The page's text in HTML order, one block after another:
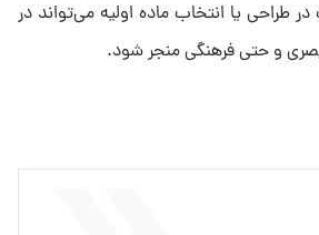
یا انتخاب ماده اولیه می‌تواند در
و حتی فرهنگی منجر شود.